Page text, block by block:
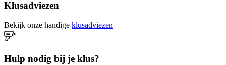
Klusadviezen
Bekijk onze handige klusadviezen
Hulp nodig bij je klus?